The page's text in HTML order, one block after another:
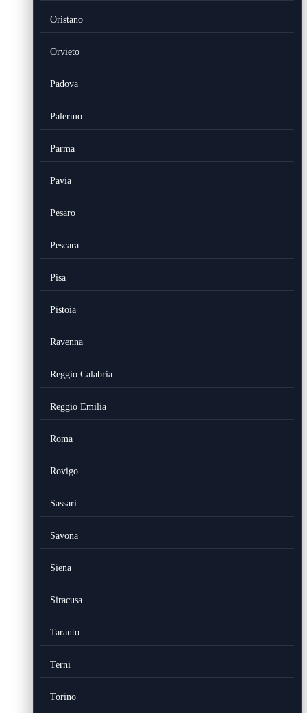
Oristano
Orvieto
Padova
Palermo
Parma
Pavia
Pesaro
Pescara
Pisa
Pistoia
Ravenna
Reggio Calabria
Reggio Emilia
Roma
Rovigo
Sassari
Savona
Siena
Siracusa
Taranto
Terni
Torino